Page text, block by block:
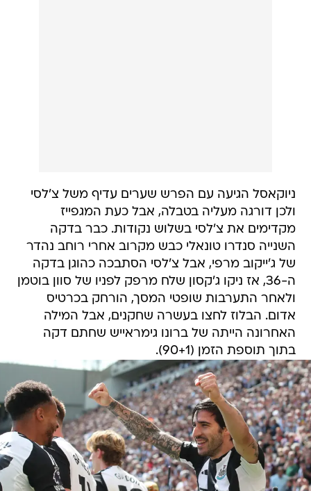
ניוקאסל הגיעה עם הפרש שערים עדיף משל צ'לסי
ולכן דורגה מעליה בטבלה, אבל כעת המגפייז
מקדימים את צ'לסי בשלוש נקודות. כבר בדקה
השנייה סנדרו טונאלי כבש מקרוב אחרי רוחב נהדר
של ג'ייקוב מרפי, אבל צ'לסי הסתבכה כהוגן בדקה
ה-36, אז ניקו ג'קסון שלח מרפק לפניו של סוון בוטמן
ולאחר התערבות שופטי המסך, הורחק בכרטיס
אדום. הבלוז לחצו בעשרה שחקנים, אבל המילה
האחרונה הייתה של ברונו גימראייש שחתם דקה
בתוך תוספת הזמן (90+1).